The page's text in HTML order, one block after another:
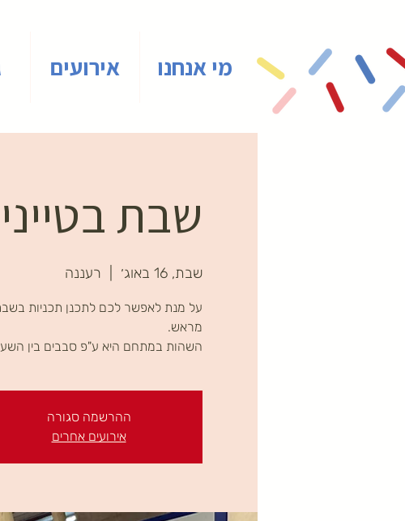
מי אנחנו אירועים
שבת
שבת, 16 באוג׳ רעננה
על מנת לאפשר לכם לתכנן תכניות
השהות במתחם היא ע"פ סבבים בין
ההרשמה סגורה
אירועים אחרים